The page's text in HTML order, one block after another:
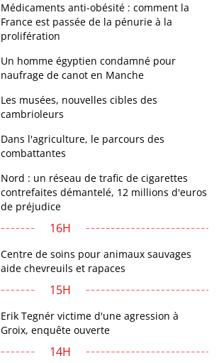
Médicaments anti-obésité : comment la
France est passée de la pénurie à la
prolifération
Un homme égyptien condamné pour
naufrage de canot en Manche
Les musées, nouvelles cibles des
cambrioleurs
Dans l'agriculture, le parcours des
combattantes
Nord : un réseau de trafic de cigarettes
contrefaites démantelé, 12 millions d'euros
de préjudice
16H
Centre de soins pour animaux sauvages
aide chevreuils et rapaces
15H
Erik Tegnér victime d'une agression à
Groix, enquête ouverte
14H